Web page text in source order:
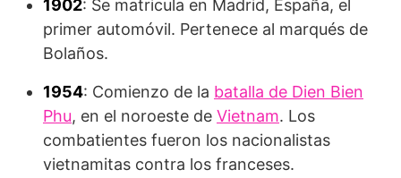
1902: Se matricula en Madrid, España, el
primer automóvil. Pertenece al marqués de
Bolaños.
1954: Comienzo de la batalla de Dien Bien
Phu, en el noroeste de Vietnam. Los
combatientes fueron los nacionalistas
vietnamitas contra los franceses.